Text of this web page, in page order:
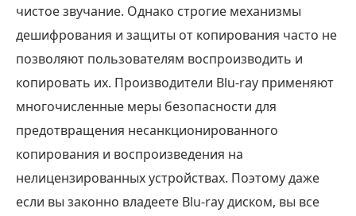
чистое звучание. Однако строгие механизмы
дешифрования и защиты от копирования часто не
позволяют пользователям воспроизводить и
копировать их. Производители Blu-ray применяют
многочисленные меры безопасности для
предотвращения несанкционированного
копирования и воспроизведения на
нелицензированных устройствах. Поэтому даже
если вы законно владеете Blu-ray диском, вы все